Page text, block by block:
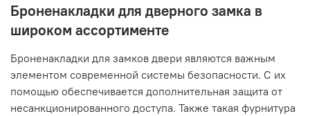
Броненакладки для дверного замка в
широком ассортименте
Броненакладки для замков двери являются важным
элементом современной системы безопасности. С их
помощью обеспечивается дополнительная защита от
несанкционированного доступа. Также такая фурнитура